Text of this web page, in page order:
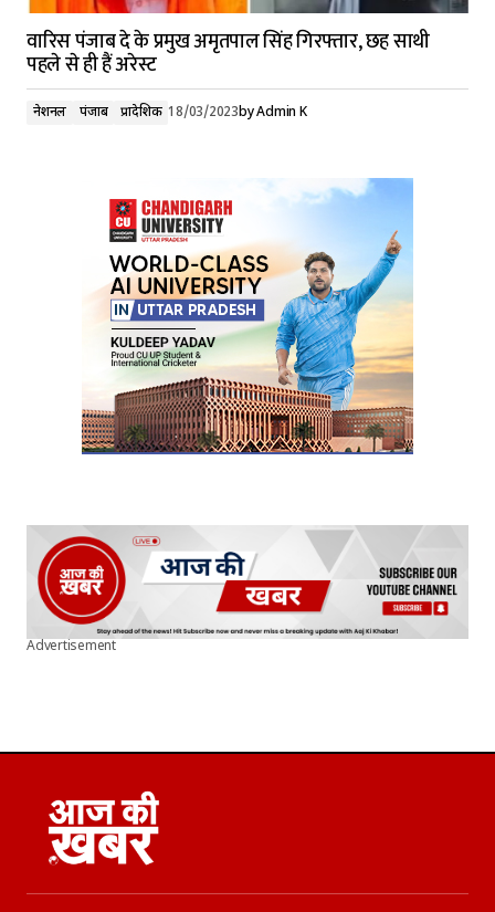
वारिस पंजाब दे के प्रमुख अमृतपाल सिंह गिरफ्तार, छह साथी
पहले से ही हैं अरेस्ट
नेशनल पंजाब प्रादेशिक 18/03/2023byAdmin K
Advertisement